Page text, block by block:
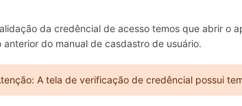
da credêncial de acesso temos que abrir o
anterior do manual de casdastro de usuário.
A tela de verificação de credêncial possui